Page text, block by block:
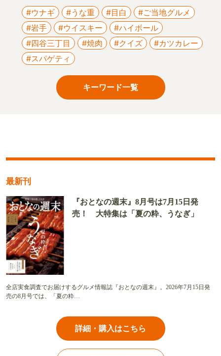
#ウナギ #うな重 #目白
#ご当地グルメ
#岩手
#ウイスキー
#ハイボール
#四谷三丁目
#焼肉 #クイズ
#カツカレー
#スパゲティ
キーワード一覧
最新刊
『おとなの週末』8月号は7月15日発
売！ 大特集は「夏の粋、うなぎ」
全店実食調査でお届けするグルメ情報誌『おとなの週末』。2026年7月15日発
売の8月号では、「夏の粋…
詳細・購入はこちら